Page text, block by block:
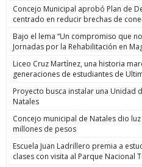
Concejo Municipal aprobó Plan de
centrado en reducir brechas de
Bajo el lema “Un compromiso que
Jornadas por la Rehabilitación en
Liceo Cruz Martínez, una historia
generaciones de estudiantes de
Proyecto busca instalar una Unidad
Natales
Concejo municipal de Natales dio
millones de pesos
Escuela Juan Ladrillero premia a
clases con visita al Parque Nacional